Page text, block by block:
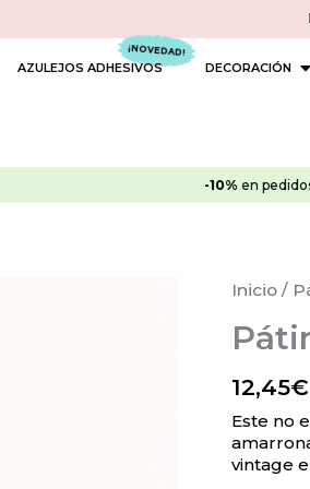
PINTURAS
AZULEJOS ADHESIVOS DECORACIÓN
en pedidos >
Inicio /
12,45€
Este no
vintage
Pátina
Librería